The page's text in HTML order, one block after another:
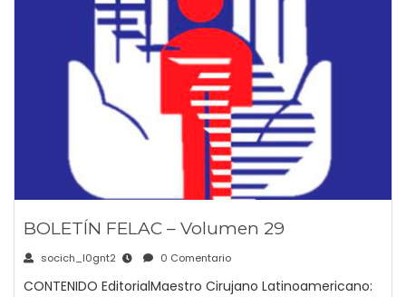
BOLETÍN FELAC – Volumen 29
socich_l0gnt2 0 Comentario
CONTENIDO EditorialMaestro Cirujano Latinoamericano: